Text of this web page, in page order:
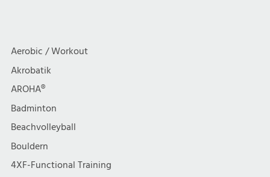
Aerobic / Workout
Akrobatik
AROHA®
Badminton
Beachvolleyball
Bouldern
4XF-Functional Training